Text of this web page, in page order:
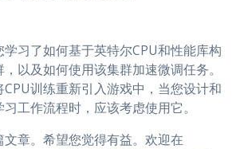
习了如何基于英特尔CPU和性能库构
以及如何使用该集群加速微调任务。
训练重新引入游戏中，当您设计和
工作流程时，应该考虑使用它。
章。希望您觉得有益。欢迎在